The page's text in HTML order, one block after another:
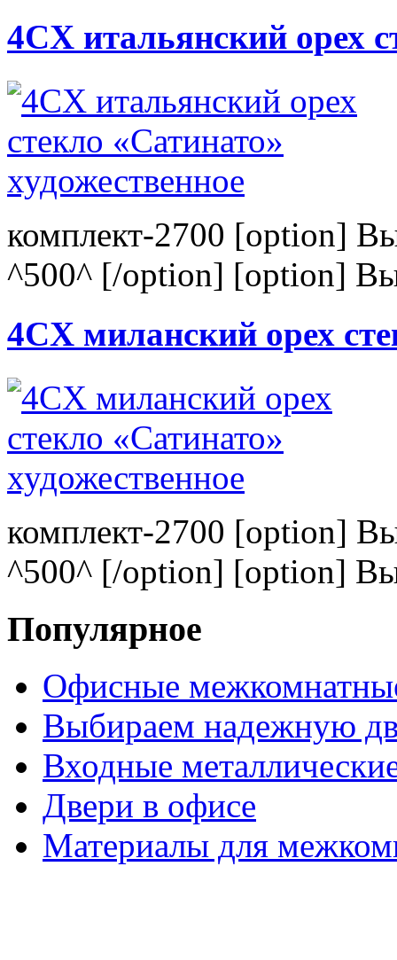
4CХ итальянский орех
комплект-2700 [option]
^500^ [/option] [option]
4CХ миланский орех
комплект-2700 [option]
^500^ [/option] [option]
Популярное
Офисные
Выбираем надежную
Входные
Двери в офисе
Материалы для